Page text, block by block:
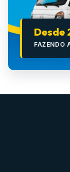
Desde
FAZENDO